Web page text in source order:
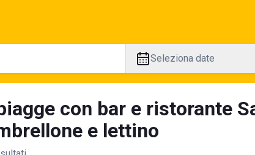
Seleziona date
con bar e ristorante
e lettino